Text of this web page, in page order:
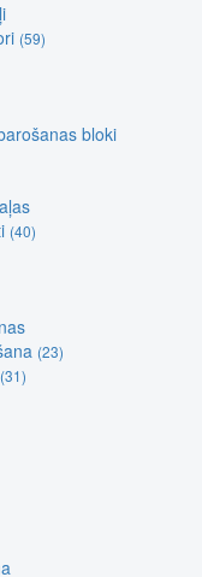
(59)
bloki
(40)
(23)
(31)